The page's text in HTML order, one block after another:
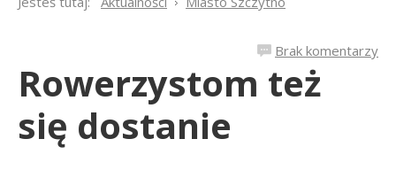
Brak komentarzy
Rowerzystom też
się dostanie